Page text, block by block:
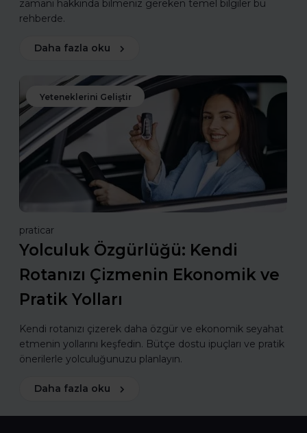
zamanı hakkında bilmeniz gereken temel bilgiler bu
rehberde.
Daha fazla oku
Yeteneklerini Geliştir
praticar
Yolculuk Özgürlüğü: Kendi
Rotanızı Çizmenin Ekonomik ve
Pratik Yolları
Kendi rotanızı çizerek daha özgür ve ekonomik seyahat
etmenin yollarını keşfedin. Bütçe dostu ipuçları ve pratik
önerilerle yolculuğunuzu planlayın.
Daha fazla oku